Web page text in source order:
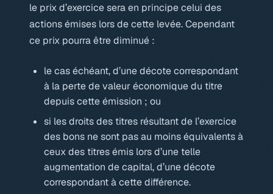
le prix d’exercice sera en principe celui des
actions émises lors de cette levée. Cependant
ce prix pourra être diminué :
le cas échéant, d’une décote correspondant
à la perte de valeur économique du titre
depuis cette émission ; ou
si les droits des titres résultant de l’exercice
des bons ne sont pas au moins équivalents à
ceux des titres émis lors d’une telle
augmentation de capital, d’une décote
correspondant à cette différence.